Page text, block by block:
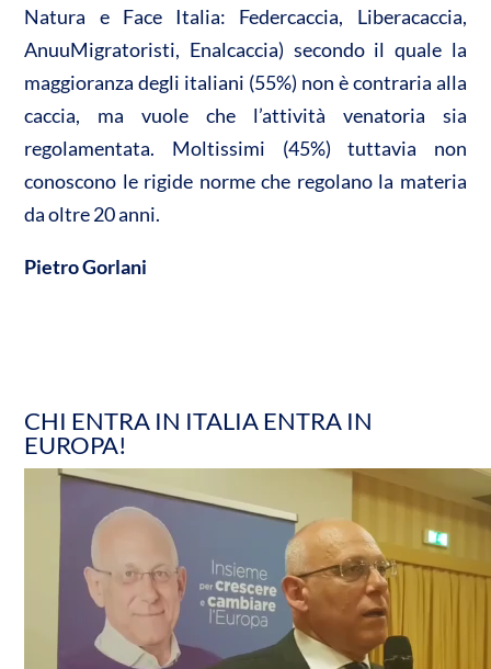
Natura e Face Italia: Federcaccia, Liberacaccia,
AnuuMigratoristi, Enalcaccia) secondo il quale la
maggioranza degli italiani (55%) non è contraria alla
caccia, ma vuole che l’attività venatoria sia
regolamentata. Moltissimi (45%) tuttavia non
conoscono le rigide norme che regolano la materia
da oltre 20 anni.
Pietro Gorlani
CHI ENTRA IN ITALIA ENTRA IN
EUROPA!